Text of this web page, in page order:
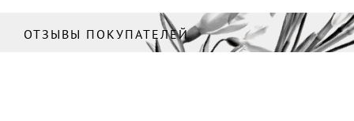
ОТЗЫВЫ ПОКУПАТЕЛЕЙ